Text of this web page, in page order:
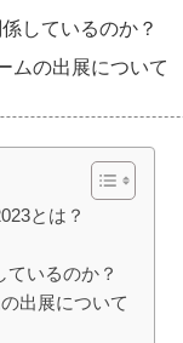
しているのか？
ムの出展について
とは？
いるのか？
出展について